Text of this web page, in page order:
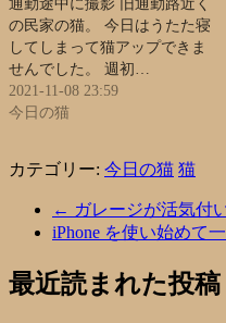
通勤途中に撮影 旧通勤路近く
の民家の猫。 今日はうたた寝
してしまって猫アップできま
せんでした。 週初…
2021-11-08 23:59
今日の猫
カテゴリー: 今日の猫 猫
← ガレージが活気付
iPhone を使い始めて
最近読まれた投稿